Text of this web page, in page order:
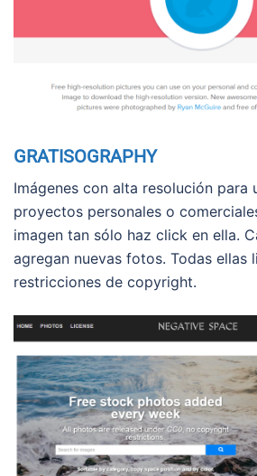
GRATISOGRAPHY
Imágenes con alta resolución para
proyectos personales o
imagen tan sólo haz click en ella.
agregan nuevas fotos. Todas ellas
restricciones de copyright.